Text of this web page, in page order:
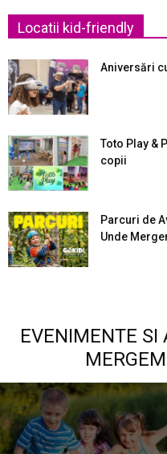
Locatii kid-friendly
Aniversări
Toto Play &
copii
Parcuri de
Unde
EVENIMENTE SI